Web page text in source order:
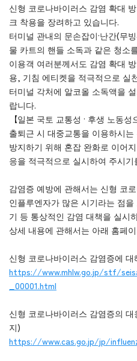
신형 코로나바이러스 감염 확대
크 착용을 장려하고 있습니다.
터미널 관내의 문손잡이·난간(무
물 카트의 핸들 소독과 같은 청소
이용객 여러분께서도 감염 확대
용, 기침 에티켓을 적극적으로 실
터미널 각처에 알코올 소독액을
랍니다.
【일본 국토 교통성 · 후생 노동성
출퇴근 시 대중교통을 이용하시
방지하기 위해 혼잡 완화로 이어
응을 적극적으로 실시하여 주시기
감염증 예방에 관해서는 신형 코
인플루엔자가 많은 시기라는 점
기 등 통상적인 감염 대책을 실시
상세 내용에 관해서는 아래 홈페
신형 코로나바이러스 감염증에
https://www.mhlw.go.jp/stf/
_00001.html
신형 코로나바이러스 감염증의
지)
https://www.cas.go.jp/jp/